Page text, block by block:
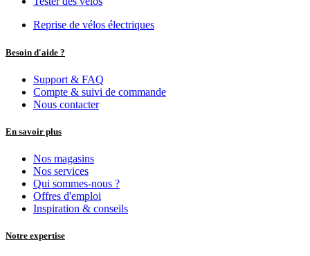
Reprise de vélos électriques
Besoin d'aide ?
Support & FAQ
Compte & suivi de commande
Nous contacter
En savoir plus
Nos magasins
Nos services
Qui sommes-nous ?
Offres d'emploi
Inspiration & conseils
Notre expertise